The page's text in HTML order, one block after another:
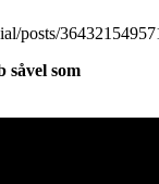
posts/
såvel som